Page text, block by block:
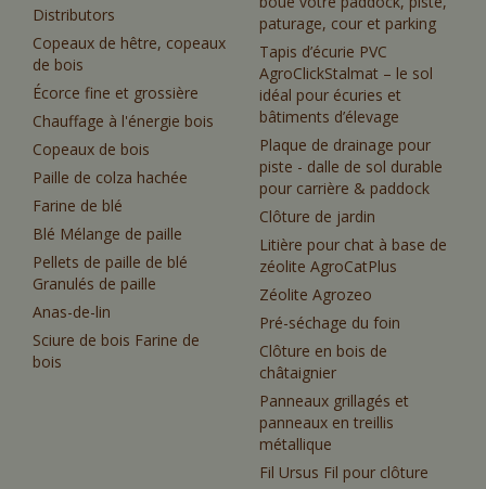
Distributors
Copeaux de hêtre, copeaux
de bois
Écorce fine et grossière
Chauffage à l'énergie bois
Copeaux de bois
Paille de colza hachée
Farine de blé
Blé Mélange de paille
Pellets de paille de blé
Granulés de paille
Anas-de-lin
Sciure de bois Farine de
bois
paturage, cour et parking
Tapis d’écurie PVC
AgroClickStalmat – le sol
idéal pour écuries et
bâtiments d’élevage
Plaque de drainage pour
piste - dalle de sol durable
pour carrière & paddock
Clôture de jardin
Litière pour chat à base de
zéolite AgroCatPlus
Zéolite Agrozeo
Pré-séchage du foin
Clôture en bois de
châtaignier
Panneaux grillagés et
panneaux en treillis
métallique
Fil Ursus Fil pour clôture